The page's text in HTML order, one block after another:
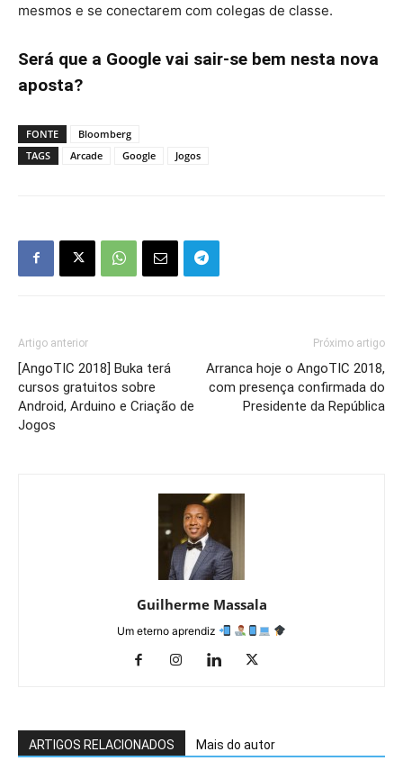
mesmos e se conectarem com colegas de classe.
Será que a Google vai sair-se bem nesta nova
aposta?
FONTE
Bloomberg
TAGS
Arcade Google Jogos
Artigo anterior
[AngoTIC 2018] Buka terá
cursos gratuitos sobre
Android, Arduino e Criação de
Jogos
Próximo artigo
Arranca hoje o AngoTIC 2018,
com presença confirmada do
Presidente da República
Guilherme Massala
Um eterno aprendiz
ARTIGOS RELACIONADOS Mais do autor